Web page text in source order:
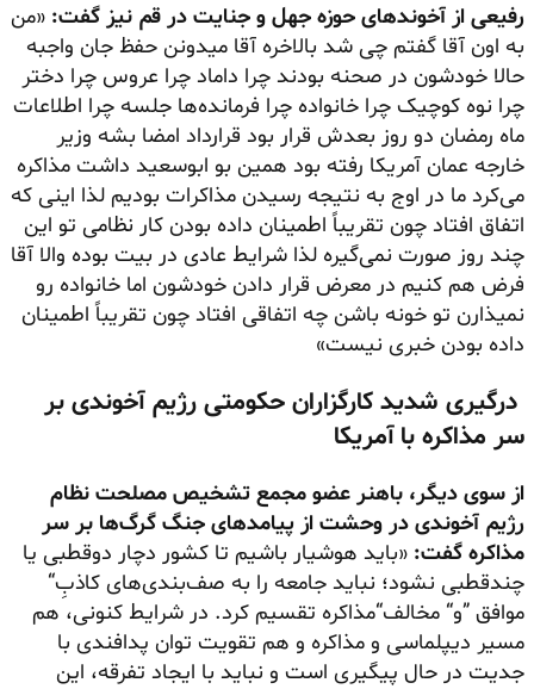
رفیعی از آخوندهای حوزه جهل و جنایت در قم نیز گفت: «من
به اون آقا گفتم چی شد بالاخره آقا میدونن حفظ جان واجبه‌
حالا خودشون در صحنه بودند چرا داماد چرا عروس چرا دختر
چرا نوه کوچیک چرا خانواده چرا فرمانده‌ها جلسه چرا اطلاعات
ماه رمضان دو روز بعدش قرار بود قرارداد امضا بشه وزیر
خارجه عمان آمریکا رفته بود همین بو ابوسعید داشت مذاکره
می‌کرد ما در اوج به نتیجه رسیدن مذاکرات بودیم لذا اینی که
اتفاق افتاد چون تقریباً اطمینان داده بودن کار نظامی تو این
چند روز صورت نمی‌گیره لذا شرایط عادی در بیت بوده والا آقا
فرض هم کنیم در معرض قرار دادن خودشون اما خانواده رو
نمیذارن تو خونه باشن چه اتفاقی افتاد چون تقریباً اطمینان
داده بودن خبری نیست»
درگیری شدید کارگزاران حکومتی رژیم آخوندی بر
سر مذاکره با آمریکا
از سوی دیگر، باهنر عضو مجمع تشخیص مصلحت نظام
رژیم آخوندی در وحشت از پیامدهای جنگ گرگ‌ها بر سر
مذاکره گفت: «باید هوشیار باشیم تا کشور دچار دوقطبی یا
چندقطبی نشود؛ نباید جامعه را به صف‌بندی‌های کاذبِ“
موافق ”و“ مخالف“مذاکره تقسیم کرد. در شرایط کنونی، هم
مسیر دیپلماسی و مذاکره و هم تقویت توان پدافندی با
جدیت در حال پیگیری است و نباید با ایجاد تفرقه، این